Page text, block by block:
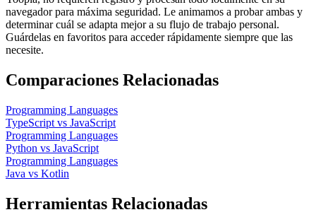
navegador para máxima seguridad. Le animamos a probar ambas y
determinar cuál se adapta mejor a su flujo de trabajo personal.
Guárdelas en favoritos para acceder rápidamente siempre que las
necesite.
Comparaciones Relacionadas
Programming Languages
TypeScript vs JavaScript
Programming Languages
Python vs JavaScript
Programming Languages
Java vs Kotlin
Herramientas Relacionadas